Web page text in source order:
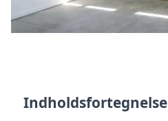
Indholdsfortegnelse